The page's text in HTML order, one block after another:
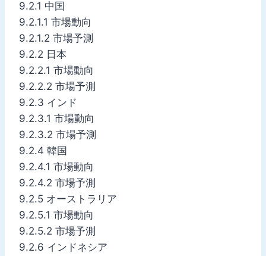
9.2.1 中国
9.2.1.1 市場動向
9.2.1.2 市場予測
9.2.2 日本
9.2.2.1 市場動向
9.2.2.2 市場予測
9.2.3 インド
9.2.3.1 市場動向
9.2.3.2 市場予測
9.2.4 韓国
9.2.4.1 市場動向
9.2.4.2 市場予測
9.2.5 オーストラリア
9.2.5.1 市場動向
9.2.5.2 市場予測
9.2.6 インドネシア